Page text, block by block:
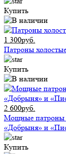
Купить
1 300руб.
Патроны
Купить
2 600руб.
Мощные патроны
«Добрыня» и
Купить